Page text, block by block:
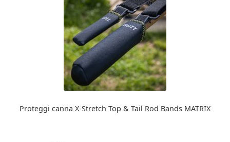
Proteggi canna X-Stretch Top & Tail Rod Bands MATRIX